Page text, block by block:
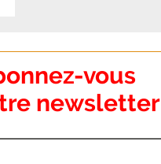
vous
newsletter